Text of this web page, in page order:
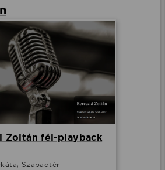
Zoltán fél-playback
Szabadtér